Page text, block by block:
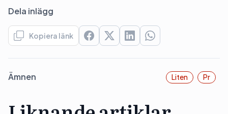
Dela inlägg
Kopiera länk
Ämnen Liten Pr